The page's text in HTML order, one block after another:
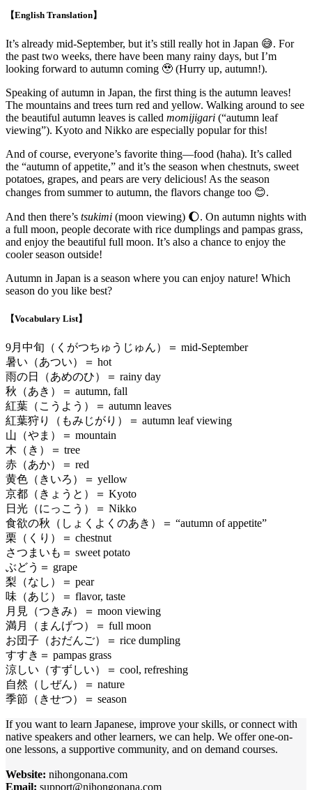
【English Translation】
It’s already mid-September, but it’s still really hot in Japan 😅. For
the past two weeks, there have been many rainy days, but I’m
looking forward to autumn coming 🥹 (Hurry up, autumn!).
Speaking of autumn in Japan, the first thing is the autumn leaves!
The mountains and trees turn red and yellow. Walking around to see
the beautiful autumn leaves is called momijigari (“autumn leaf
viewing”). Kyoto and Nikko are especially popular for this!
And of course, everyone’s favorite thing—food (haha). It’s called
the “autumn of appetite,” and it’s the season when chestnuts, sweet
potatoes, grapes, and pears are very delicious! As the season
changes from summer to autumn, the flavors change too 😊.
And then there’s tsukimi (moon viewing) 🌔. On autumn nights with
a full moon, people decorate with rice dumplings and pampas grass,
and enjoy the beautiful full moon. It’s also a chance to enjoy the
cooler season outside!
Autumn in Japan is a season where you can enjoy nature! Which
season do you like best?
【Vocabulary List】
9月中旬（くがつちゅうじゅん）＝ mid-September
暑い（あつい）＝ hot
雨の日（あめのひ）＝ rainy day
秋（あき）＝ autumn, fall
紅葉（こうよう）＝ autumn leaves
紅葉狩り（もみじがり）＝ autumn leaf viewing
山（やま）＝ mountain
木（き）＝ tree
赤（あか）＝ red
黄色（きいろ）＝ yellow
京都（きょうと）＝ Kyoto
日光（にっこう）＝ Nikko
食欲の秋（しょくよくのあき）＝ “autumn of appetite”
栗（くり）＝ chestnut
さつまいも＝ sweet potato
ぶどう＝ grape
梨（なし）＝ pear
味（あじ）＝ flavor, taste
月見（つきみ）＝ moon viewing
満月（まんげつ）＝ full moon
お団子（おだんご）＝ rice dumpling
すすき＝ pampas grass
涼しい（すずしい）＝ cool, refreshing
自然（しぜん）＝ nature
季節（きせつ）＝ season
If you want to learn Japanese, improve your skills, or connect with
native speakers and other learners, we can help. We offer one-on-
one lessons, a supportive community, and on demand courses.
Website: nihongonana.com
Email: support@nihongonana.com